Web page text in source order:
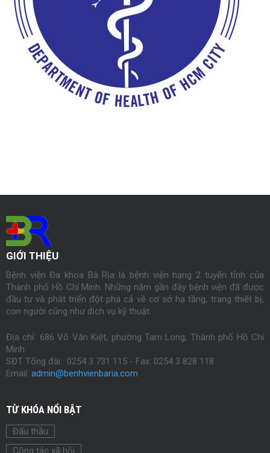
GIỚI THIỆU
Bệnh viện Đa khoa Bà Rịa là bệnh viện hạng 2 tuyến tỉnh của
Thành phố Hồ Chí Minh. Những năm gần đây bệnh viện đã được
đầu tư và phát triển đột phá cả về cơ sở hạ tầng, trang thiết bị,
con người cũng như dịch vụ kỹ thuật.
Địa chỉ: 686 Võ Văn Kiệt, phường Tam Long, Thành phố Hồ Chí
Minh
SĐT Tổng đài: 0254 3 731 115 - Fax: 0254 3 828 118
Email: admin@benhvienbaria.com
TỪ KHÓA NỔI BẬT
Đấu thầu
Công tác xã hội